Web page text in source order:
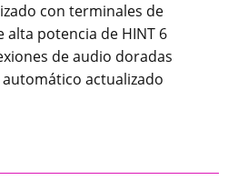
con terminales de
alta potencia de HINT 6
de audio doradas
actualizado